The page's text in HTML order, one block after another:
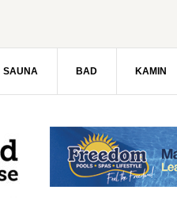
SAUNA BAD KAMIN